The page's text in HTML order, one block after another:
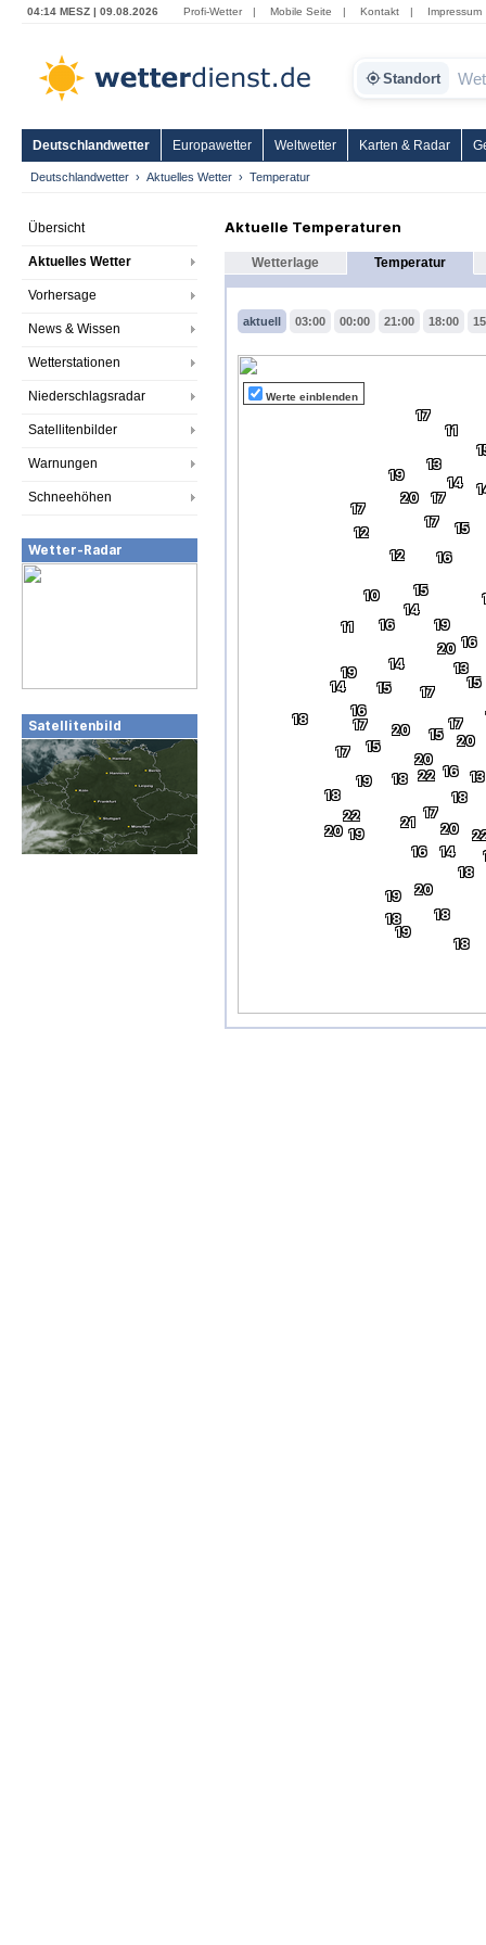
04:14 MESZ | 09.08.2026 Profi-Wetter | Mobile Seite | Kontakt | Impressum
Standort
Deutschlandwetter Europawetter Weltwetter Karten & Radar
Deutschlandwetter Aktuelles Wetter Temperatur
Übersicht
Aktuelles Wetter
Vorhersage
News & Wissen
Wetterstationen
Niederschlagsradar
Satellitenbilder
Warnungen
Schneehöhen
Wetter-Radar
Satellitenbild
Aktuelle Temperaturen
Wetterlage Temperatur
aktuell 03:00 00:00 21:00 18:00
Werte einblenden
18
11
15
14
20
17
16
17 15
17
15
14
14
12
19
19
22
18
20
12
18
15
19
19
20
17
20
18
16
18
19
11
20
10
20
17
15
16
17
20
18
14
16
17
13
17
17
16
16
19
19
13
15
18
22
18
20
13
21
14